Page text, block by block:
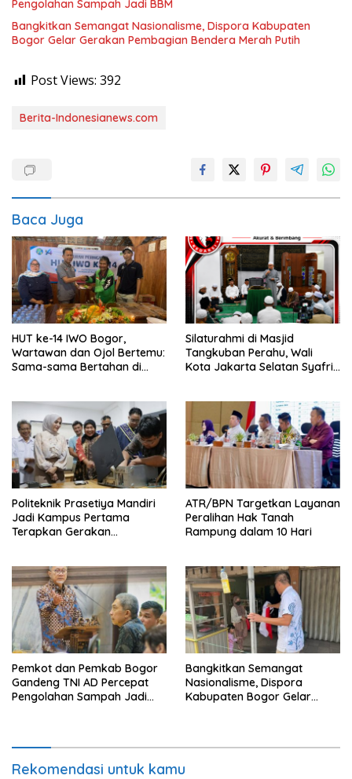
Pengolahan Sampah Jadi BBM
Bangkitkan Semangat Nasionalisme, Dispora Kabupaten
Bogor Gelar Gerakan Pembagian Bendera Merah Putih
Post Views: 392
Berita-Indonesianews.com
Baca Juga
HUT ke-14 IWO Bogor,
Wartawan dan Ojol Bertemu:
Sama-sama Bertahan di
Silaturahmi di Masjid
Tangkuban Perahu, Wali
Kota Jakarta Selatan Syafrin
Politeknik Prasetiya Mandiri
Jadi Kampus Pertama
Terapkan Gerakan
ATR/BPN Targetkan Layanan
Peralihan Hak Tanah
Rampung dalam 10 Hari
Pemkot dan Pemkab Bogor
Gandeng TNI AD Percepat
Pengolahan Sampah Jadi
Bangkitkan Semangat
Nasionalisme, Dispora
Kabupaten Bogor Gelar
Rekomendasi untuk kamu